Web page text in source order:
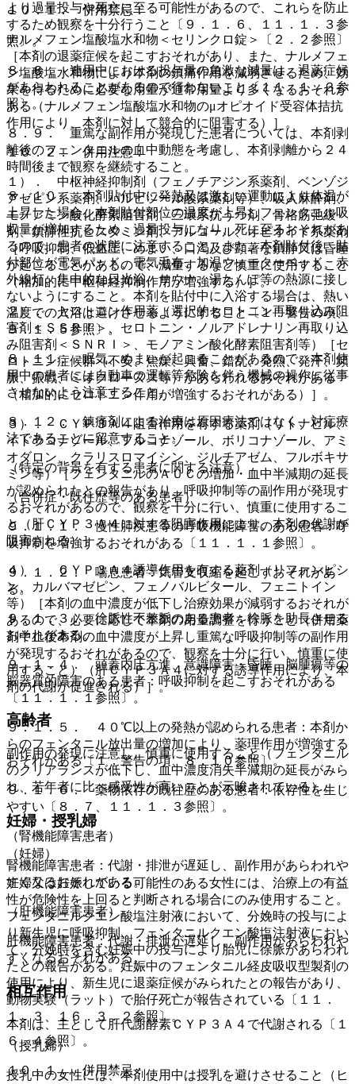
１０．１． 併用禁忌：
ナルメフェン塩酸塩水和物＜セリンクロ錠＞〔２．２参照〕
［本剤の退薬症候を起こすおそれがあり、また、ナルメフェ
ン塩酸塩水和物により本剤の鎮痛作用を減弱させるため、効
果を得るために必要な用量が通常用量より多くなるおそれが
ある（ナルメフェン塩酸塩水和物のμオピオイド受容体拮抗
作用により、本剤に対して競合的に阻害する）］。
１０．２． 併用注意：
１）． 中枢神経抑制剤（フェノチアジン系薬剤、ベンゾジ
アゼピン系薬剤、バルビツール酸系薬剤等）、吸入麻酔剤、
モノアミン酸化酵素阻害剤、三環系抗うつ剤、骨格筋弛緩
剤、鎮静性抗ヒスタミン剤、アルコール、オピオイド系薬剤
［呼吸抑制、低血圧、めまい、口渇及び顕著な鎮静又は昏睡
が起こることがあるので、減量するなど慎重に使用すること
（相加的に中枢神経抑制作用が増強する）］。
２）． セロトニン作用薬（選択的セロトニン再取り込み阻
害剤＜ＳＳＲＩ＞、セロトニン・ノルアドレナリン再取り込
み阻害剤＜ＳＮＲＩ＞、モノアミン酸化酵素阻害剤等）［セ
ロトニン症候群（不安、焦燥、興奮、錯乱、発熱、発汗、頻
脈、振戦、ミオクローヌス等）があらわれるおそれがある
（相加的にセロトニン作用が増強するおそれがある）］。
３）． ＣＹＰ３Ａ４阻害作用を有する薬剤（リトナビル、
イトラコナゾール、フルコナゾール、ボリコナゾール、アミ
オダロン、クラリスロマイシン、ジルチアゼム、フルボキサ
ミン等）［フェンタニルのＡＵＣの増加・血中半減期の延長
が認められたとの報告があり、呼吸抑制等の副作用が発現す
るおそれがあるので、観察を十分に行い、慎重に使用するこ
と（肝ＣＹＰ３Ａ４に対する阻害作用により、本剤の代謝が
阻害される）］。
４）． ＣＹＰ３Ａ４誘導作用を有する薬剤（リファンピシ
ン、カルバマゼピン、フェノバルビタール、フェニトイン
等）［本剤の血中濃度が低下し治療効果が減弱するおそれが
あるので、必要に応じて本剤の用量調整を行うこと（併用薬
剤中止後本剤の血中濃度が上昇し重篤な呼吸抑制等の副作用
が発現するおそれがあるので、観察を十分に行い、慎重に使
用すること）（肝ＣＹＰ３Ａ４に対する誘導作用により、本
剤の代謝が促進される）］。
高齢者
副作用の発現に注意し、慎重に使用すること（フェンタニル
のクリアランスが低下し、血中濃度消失半減期の延長がみら
れ、若年者に比べ感受性が高いことが示唆されている）。
妊婦・授乳婦
（妊婦）
妊婦又は妊娠している可能性のある女性には、治療上の有益
性が危険性を上回ると判断される場合にのみ使用すること。
フェンタニルクエン酸塩注射液において、分娩時の投与によ
り新生児に呼吸抑制、フェンタニルクエン酸塩注射液におい
て、分娩時を含む妊娠中の投与により胎児に徐脈があらわれ
たとの報告がある。妊娠中のフェンタニル経皮吸収型製剤の
使用により、新生児に退薬症候がみられたとの報告があり、
動物実験（ラット）で胎仔死亡が報告されている〔１１．
１．３、１６．３．２参照〕。
（授乳婦）
授乳中の女性には、本剤使用中は授乳を避けさせること（ヒ
より過量投与や死亡に至る可能性があるので、これらを防止
するため観察を十分行うこと〔９．１．６、１１．１．３参
照〕。
８．８． 連用中における投与量の急激な減量は、退薬症候
があらわれることがあるので行わないこと〔１１．１．３参
照〕。
８．９． 重篤な副作用が発現した患者については、本剤剥
離後のフェンタニルの血中動態を考慮し、本剤剥離から２４
時間後まで観察を継続すること。
８．１０． 本剤貼付中に発熱又は激しい運動により体温が
上昇した場合、本剤貼付部位の温度が上昇しフェンタニル吸
収量が増加するため、過量投与になり、死に至るおそれがあ
るので、患者の状態に注意すること。また、本剤貼付後、貼
付部位が電気パッド、電気毛布、加温ウォーターベッド、赤
外線灯、集中的な日光浴、サウナ、湯たんぽ等の熱源に接し
ないようにすること。本剤を貼付中に入浴する場合は、熱い
温度での入浴は避けさせるようにすること〔１．警告の項、
９．１．５参照〕。
８．１１． 眠気、めまいが起こることがあるので、本剤使
用中の患者には自動車の運転等危険を伴う機械の操作に従事
させないよう注意すること。
８．１２． 鎮痛剤による治療は原因療法ではなく、対症療
法であることに留意すること。
（特定の背景を有する患者に関する注意）
（合併症・既往歴等のある患者）
９．１．１． 慢性肺疾患等の呼吸機能障害のある患者：呼
吸抑制を増強するおそれがある〔１１．１．１参照〕。
９．１．２． 喘息患者：気管支収縮を起こすおそれがあ
る。
９．１．３． 徐脈性不整脈のある患者：徐脈を助長させる
おそれがある。
９．１．４． 頭蓋内圧亢進、意識障害・昏睡、脳腫瘍等の
脳器質的障害のある患者：呼吸抑制を起こすおそれがある
〔１１．１．１参照〕。
９．１．５． ４０℃以上の発熱が認められる患者：本剤か
らのフェンタニル放出量の増加により、薬理作用が増強する
おそれがある〔１．警告の項、８．１０参照〕。
９．１．６． 薬物依存の既往歴のある患者：依存性を生じ
やすい〔８．７、１１．１．３参照〕。
（腎機能障害患者）
腎機能障害患者：代謝・排泄が遅延し、副作用があらわれや
すくなるおそれがある。
（肝機能障害患者）
肝機能障害患者：代謝・排泄が遅延し、副作用があらわれや
すくなるおそれがある。
相互作用
本剤は、主として肝代謝酵素ＣＹＰ３Ａ４で代謝される〔１
６．４参照〕。
１０．１． 併用禁忌：